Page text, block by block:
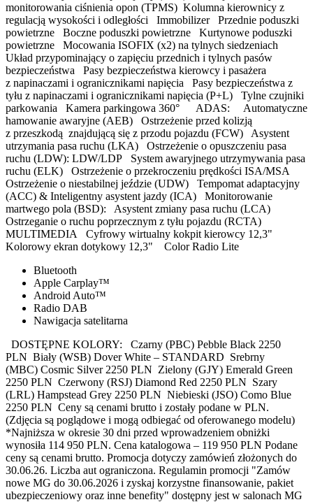
monitorowania ciśnienia opon (TPMS) Kolumna kierownicy z
regulacją wysokości i odległości Immobilizer Przednie poduszki
powietrzne Boczne poduszki powietrzne Kurtynowe poduszki
powietrzne Mocowania ISOFIX (x2) na tylnych siedzeniach
Układ przypominający o zapięciu przednich i tylnych pasów
bezpieczeństwa Pasy bezpieczeństwa kierowcy i pasażera
z napinaczami i ogranicznikami napięcia Pasy bezpieczeństwa z
tyłu z napinaczami i ogranicznikami napięcia (P+L) Tylne czujniki
parkowania Kamera parkingowa 360° ADAS: Automatyczne
hamowanie awaryjne (AEB) Ostrzeżenie przed kolizją
z przeszkodą znajdującą się z przodu pojazdu (FCW) Asystent
utrzymania pasa ruchu (LKA) Ostrzeżenie o opuszczeniu pasa
ruchu (LDW): LDW/LDP System awaryjnego utrzymywania pasa
ruchu (ELK) Ostrzeżenie o przekroczeniu prędkości ISA/MSA
Ostrzeżenie o niestabilnej jeździe (UDW) Tempomat adaptacyjny
(ACC) & Inteligentny asystent jazdy (ICA) Monitorowanie
martwego pola (BSD): Asystent zmiany pasa ruchu (LCA)
Ostrzeganie o ruchu poprzecznym z tyłu pojazdu (RCTA)
MULTIMEDIA Cyfrowy wirtualny kokpit kierowcy 12,3"
Kolorowy ekran dotykowy 12,3" Color Radio Lite
Bluetooth
Apple Carplay™
Android Auto™
Radio DAB
Nawigacja satelitarna
DOSTĘPNE KOLORY: Czarny (PBC) Pebble Black 2250
PLN Biały (WSB) Dover White – STANDARD Srebrny
(MBC) Cosmic Silver 2250 PLN Zielony (GJY) Emerald Green
2250 PLN Czerwony (RSJ) Diamond Red 2250 PLN Szary
(LRL) Hampstead Grey 2250 PLN Niebieski (JSO) Como Blue
2250 PLN Ceny są cenami brutto i zostały podane w PLN.
(Zdjęcia są poglądowe i mogą odbiegać od oferowanego modelu)
*Najniższa w okresie 30 dni przed wprowadzeniem obniżki
wynosiła 114 950 PLN. Cena katalogowa – 119 950 PLN Podane
ceny są cenami brutto. Promocja dotyczy zamówień złożonych do
30.06.26. Liczba aut ograniczona. Regulamin promocji "Zamów
nowe MG do 30.06.2026 i zyskaj korzystne finansowanie, pakiet
ubezpieczeniowy oraz inne benefity" dostępny jest w salonach MG